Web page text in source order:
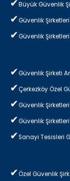
Büyük Güvenlik
Güvenlik
Güvenlik
Güvenlik Şirketi
Çerkezköy Özel
Güvenlik
Güvenlik Şirketleri
Sanayi Tesisleri
Özel Güvenlik